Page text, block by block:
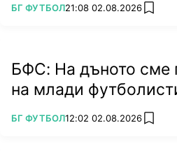
ПОВЕЧЕ ОТ
БГ ФУТБОЛ21:08 02.08.2026 add
БФС: На дъното сме
на млади
ПОВЕЧЕ ОТ
БГ ФУТБОЛ12:02 02.08.2026 add